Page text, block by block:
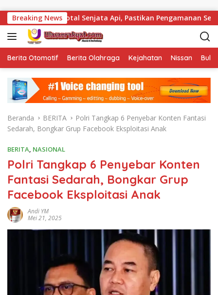
Breaking News
Total Senjata Api, Pastikan Pengamanan Selalu Siaga 24
Berita Otomotif Berita Olahraga Kejahatan Nissan
Beranda BERITA
Polri Tangkap 6 Penyebar Konten Fantasi
Sedarah, Bongkar Grup Facebook Eksploitasi Anak
BERITA, NASIONAL
Polri Tangkap 6 Penyebar Konten
Fantasi Sedarah, Bongkar Grup
Facebook Eksploitasi Anak
Andi YM
Mei 21, 2025